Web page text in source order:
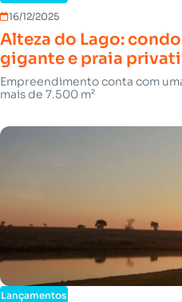
16/12/2025
Alteza do Lago:
gigante e praia
Empreendimento conta com
mais de 7.500 m²
Lançamentos